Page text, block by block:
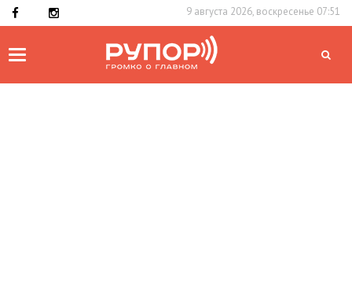
9 августа 2026, воскресенье 07:51
Toggle